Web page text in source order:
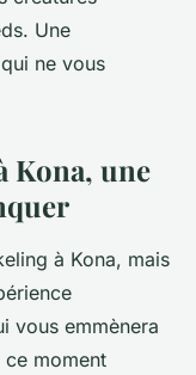
Une
ne vous
Kona, une
à Kona, mais
vous emmènera
ce moment